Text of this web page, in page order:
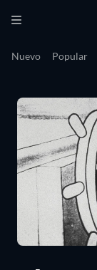
Nuevo Popular